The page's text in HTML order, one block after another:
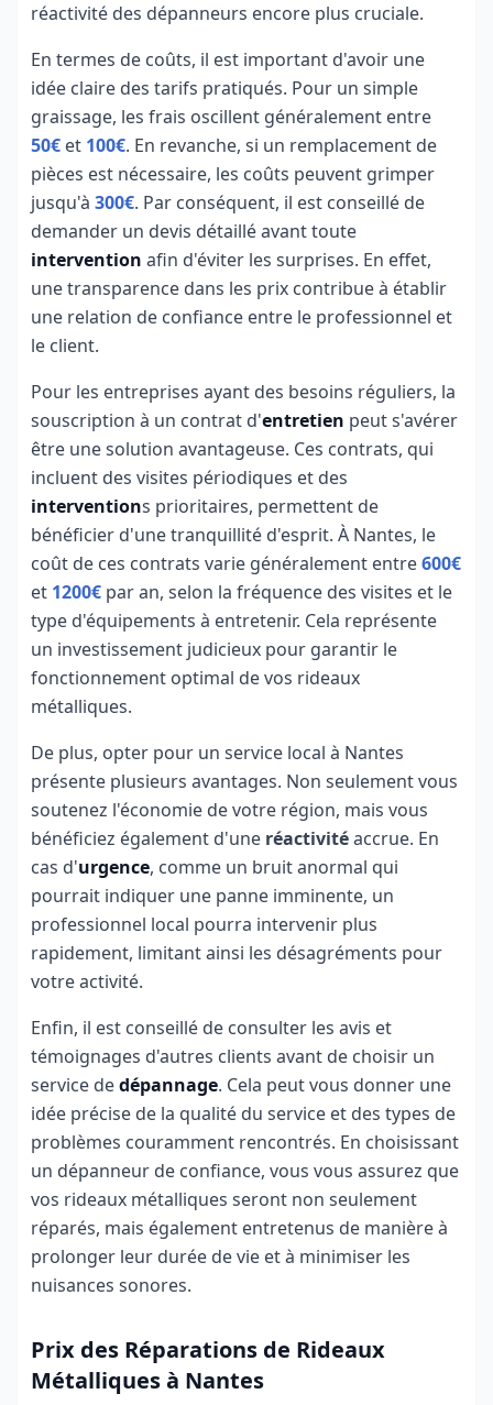
réactivité des dépanneurs encore plus cruciale.
En termes de coûts, il est important d'avoir une
idée claire des tarifs pratiqués. Pour un simple
graissage, les frais oscillent généralement entre
50€ et 100€. En revanche, si un remplacement de
pièces est nécessaire, les coûts peuvent grimper
jusqu'à 300€. Par conséquent, il est conseillé de
demander un devis détaillé avant toute
intervention afin d'éviter les surprises. En effet,
une transparence dans les prix contribue à établir
une relation de confiance entre le professionnel et
le client.
Pour les entreprises ayant des besoins réguliers, la
souscription à un contrat d'entretien peut s'avérer
être une solution avantageuse. Ces contrats, qui
incluent des visites périodiques et des
interventions prioritaires, permettent de
bénéficier d'une tranquillité d'esprit. À Nantes, le
coût de ces contrats varie généralement entre600€
et 1200€ par an, selon la fréquence des visites et le
type d'équipements à entretenir. Cela représente
un investissement judicieux pour garantir le
fonctionnement optimal de vos rideaux
métalliques.
De plus, opter pour un service local à Nantes
présente plusieurs avantages. Non seulement vous
soutenez l'économie de votre région, mais vous
bénéficiez également d'une réactivitéaccrue. En
cas d'urgence, comme un bruit anormal qui
pourrait indiquer une panne imminente, un
professionnel local pourra intervenir plus
rapidement, limitant ainsi les désagréments pour
votre activité.
Enfin, il est conseillé de consulter les avis et
témoignages d'autres clients avant de choisir un
service dedépannage. Cela peut vous donner une
idée précise de la qualité du service et des types de
problèmes couramment rencontrés. En choisissant
un dépanneur de confiance, vous vous assurez que
vos rideaux métalliques seront non seulement
réparés, mais également entretenus de manière à
prolonger leur durée de vie et à minimiser les
nuisances sonores.
Prix des Réparations de Rideaux
Métalliques à Nantes